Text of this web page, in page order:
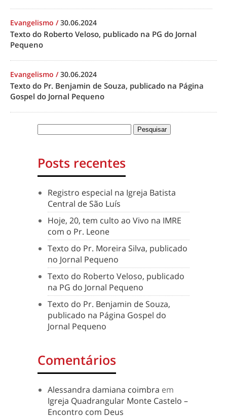
Evangelismo /30.06.2024
Texto do Roberto Veloso, publicado na PG do Jornal
Pequeno
Evangelismo /30.06.2024
Texto do Pr. Benjamin de Souza, publicado na Página
Gospel do Jornal Pequeno
Posts recentes
Registro especial na Igreja Batista
Central de São Luís
Hoje, 20, tem culto ao Vivo na IMRE
com o Pr. Leone
Texto do Pr. Moreira Silva, publicado
no Jornal Pequeno
Texto do Roberto Veloso, publicado
na PG do Jornal Pequeno
Texto do Pr. Benjamin de Souza,
publicado na Página Gospel do
Jornal Pequeno
Comentários
Alessandra damiana coimbra em
Igreja Quadrangular Monte Castelo –
Encontro com Deus